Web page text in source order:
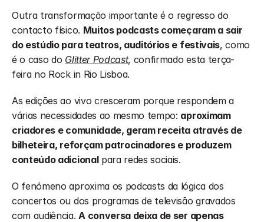
Outra transformação importante é o regresso do
contacto físico. Muitos podcasts começaram a sair
do estúdio para teatros, auditórios e festivais, como
é o caso do Glitter Podcast, confirmado esta terça-
feira no Rock in Rio Lisboa.
As edições ao vivo cresceram porque respondem a
várias necessidades ao mesmo tempo: aproximam
criadores e comunidade, geram receita através de
bilheteira, reforçam patrocinadores e produzem
conteúdo adicional para redes sociais.
O fenómeno aproxima os podcasts da lógica dos
concertos ou dos programas de televisão gravados
com audiência. A conversa deixa de ser apenas